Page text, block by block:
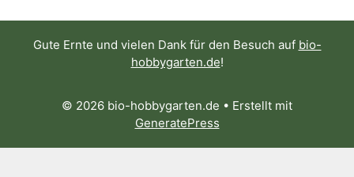
Gute Ernte und vielen Dank für den Besuch auf bio-
hobbygarten.de!
© 2026 bio-hobbygarten.de • Erstellt mit
GeneratePress